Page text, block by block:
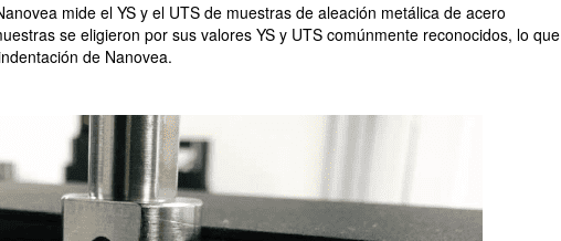
mide el YS y el UTS de muestras de aleación metálica de acero
se eligieron por sus valores YS y UTS comúnmente reconocidos, lo que
de Nanovea.